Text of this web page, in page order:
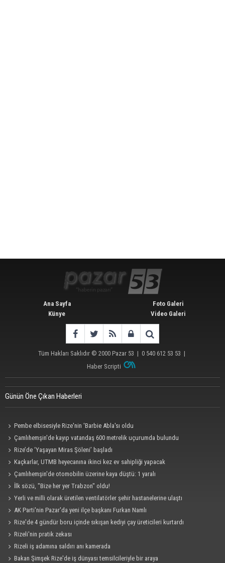
Ana Sayfa
Künye
Foto Galeri
Video Galeri
Tüm Hakları Saklıdır © 2000 Pazar 53 | 0 540 612 53 53 |
Haber Scripti
Günün Öne Çıkan Haberleri
Pembe elbisesiyle Rize'nin 'Barbie Abla'sı oldu
Çamlıhemşin'de kayıp vatandaş 600 metrelik uçurumda bulundu
Rize’de ‘Yaşayan Miras Şöleni’ başladı
Kaçkarlar, UTMB heyecanına ikinci kez ev sahipliği yapacak
Çamlıhemşin'de otomobilin üzerine kaya düştü: 1 yaralı
İlk sözü, "Bize her yer Trabzon" oldu!
Yerli ve milli olarak üretilen ventilatörler şehir hastanelerine ulaştı
AK Parti'nin Pazar'da yeni ilçe başkanı Furkan Namlı
Rize'de 4 gündür boru içinde sıkışan kediyi çay üreticileri kurtardı
Rizeli'nin pratik zekası
Rizeli iş adamına saldırı anı kamerada
Bakan Şimşek Rize'de iş dünyası temsilcileriyle bir araya